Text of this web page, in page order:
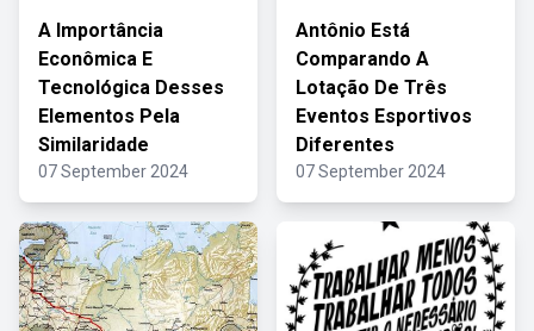
A Importância
Econômica E
Tecnológica Desses
Elementos Pela
Similaridade
07 September 2024
Antônio Está
Comparando A
Lotação De Três
Eventos Esportivos
Diferentes
07 September 2024